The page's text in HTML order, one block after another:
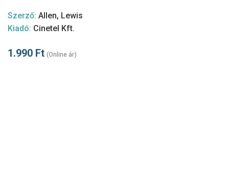
Szerző: Allen, Lewis
Kiadó: Cinetel Kft.
1.990 Ft (Online ár)